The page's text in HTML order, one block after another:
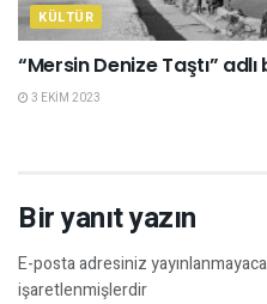
KÜLTÜR
“Mersin Denize Taştı”
3 EKIM 2023
Bir yanıt yazın
E-posta adresiniz
işaretlenmişlerdir